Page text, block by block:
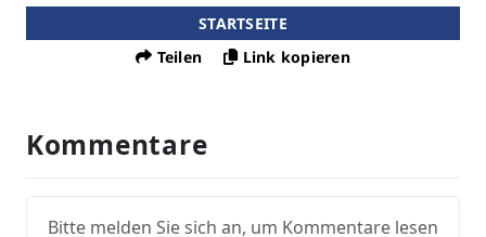
STARTSEITE
Teilen
Link kopieren
Kommentare
Bitte melden Sie sich an, um Kommentare lesen